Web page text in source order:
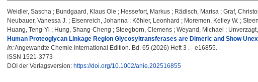
Weidler, Sascha ; Bundgaard, Klaus Ole ; Hessefort, Markus ; Rädisch, Marisa ; Graf,
Neubauer, Vanessa J. ; Eisenreich, Johanna ; Köhler, Leonhard ; Moremen, Kelley W. ;
Huang, Teng-Yi ; Hung, Shang-Cheng ; Steegborn, Clemens ; Weyand, Michael ;
Human Proteoglycan Linkage Region Glycosyltransferases are Dimeric and Show
In:Angewandte Chemie International Edition. Bd. 65 (2026) Heft 3 . - e16855.
ISSN 1521-3773
DOI der Verlagsversion: https://doi.org/10.1002/anie.202516855